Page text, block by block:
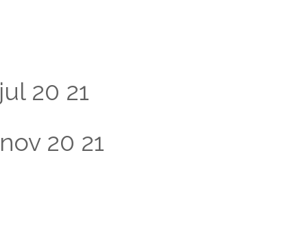
jul 20 21
nov 20 21